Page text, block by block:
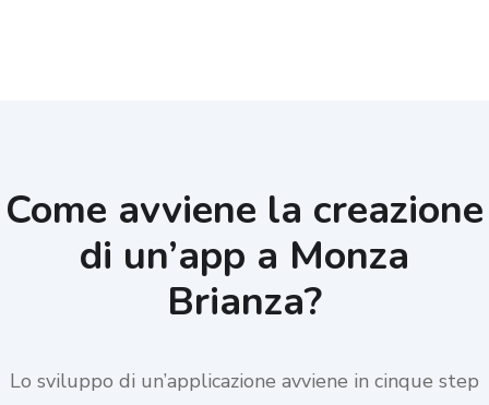
Come avviene la creazione
di un’app a Monza
Brianza?
Lo sviluppo di un’applicazione avviene in cinque step